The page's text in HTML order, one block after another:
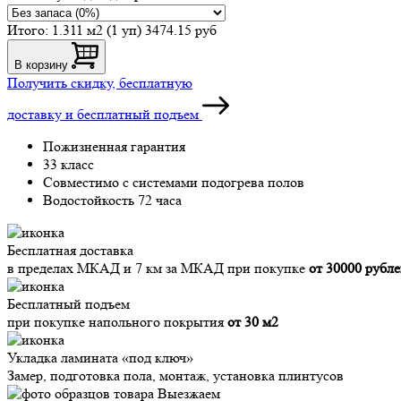
Итого: 1.311 м2 (1 уп) 3474.15 руб
В корзину
Получить скидку, бесплатную
доставку и бесплатный подъем
Пожизненная гарантия
33 класс
Совместимо с системами подогрева полов
Водостойкость 72 часа
Бесплатная доставка
в пределах МКАД и 7 км за МКАД при покупке от 30000
Бесплатный подъем
при покупке напольного покрытия от 30 м2
Укладка ламината «под ключ»
Замер, подготовка пола, монтаж, установка плинтусов
Выезжаем